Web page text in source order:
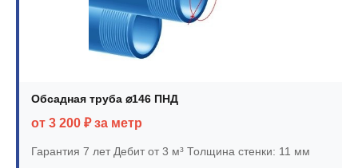
Обсадная труба ⌀146 ПНД
от 3 200 ₽ за метр
Гарантия 7 летДебит от 3 м³ Толщина стенки: 11 мм